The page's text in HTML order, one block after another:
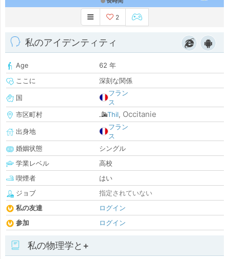
2
私のアイデンティティ
Age
62 年
ここに
深刻な関係
国
フラン
ス
市区町村
Thil, Occitanie
出身地
フラン
ス
婚姻状態
シングル
学業レベル
高校
喫煙者
はい
ジョブ
指定されていない
私の友達
ログイン
参加
ログイン
私の物理学と+